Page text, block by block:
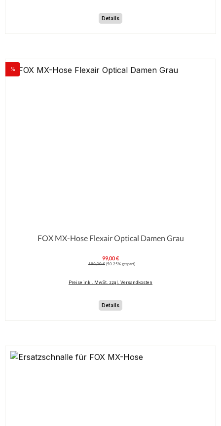
Details
Rabatt
%
FOX MX-Hose Flexair Optical Damen Grau
Verkaufspreis:
99,00 €
Regulärer Preis:
199,00 € (50.25% gespart)
Preise inkl. MwSt. zzgl. Versandkosten
Details